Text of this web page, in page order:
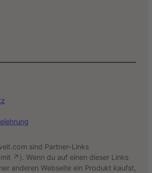
sind Partner-Links
↗). Wenn du auf einen dieser Links
anderen Webseite ein Produkt kaufst,